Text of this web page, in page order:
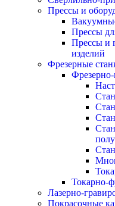
Прессы и
Прессы
Прессы и
изделий
Фрезерные
Токарно-
Лазерно-
Покрасочные